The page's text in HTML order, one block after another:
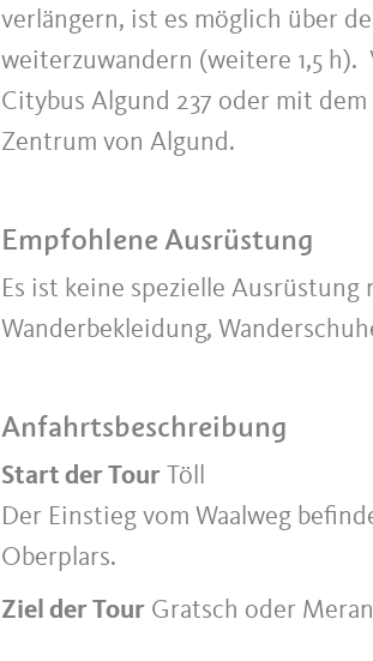
verlängern, ist es möglich über
weiterzuwandern (weitere 1,5
Citybus Algund 237 oder mit dem
Zentrum von Algund.
Empfohlene Ausrüstung
Es ist keine spezielle
Wanderbekleidung,
Anfahrtsbeschreibung
Start der Tour Töll
Der Einstieg vom Waalweg
Oberplars.
Ziel der Tour Gratsch oder